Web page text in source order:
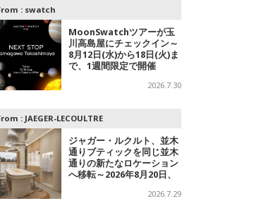
: swatch
MoonSwatchツアーが玉
川高島屋にチェックイン～
8月12日(水)から18日(火)ま
で、1週間限定で開催
2026.7.30
: JAEGER-LECOULTRE
ジャガー・ルクルト、並木
通りブティックを同じ並木
通りの新たなロケーション
へ移転～2026年8月20日、
2026.7.29